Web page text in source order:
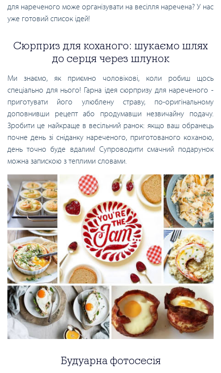
для нареченого може організувати на весілля наречена? У нас
уже готовий список ідей!
Сюрприз для коханого: шукаємо шлях
до серця через шлунок
Ми знаємо, як приємно чоловікові, коли робиш щось
спеціально для нього! Гарна ідея сюрпризу для нареченого -
приготувати його улюблену страву, по-оригінальному
доповнивши рецепт або продумавши незвичайну подачу.
Зробити це найкраще в весільний ранок: якщо ваш обранець
почне день зі сніданку нареченого, приготованого коханою,
день точно буде вдалим! Супроводити смачний подарунок
можна запискою з теплими словами.
Будуарна фотосесія